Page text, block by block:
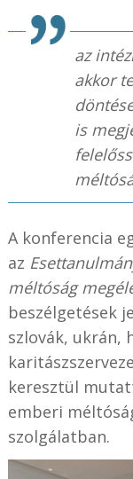
az
akkor
is
A konferencia
az
méltóság
beszélgetések
szlovák, ukrán,
keresztül
emberi
szolgálatban.